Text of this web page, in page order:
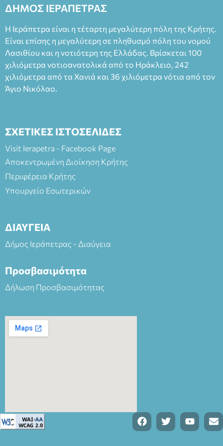
Φεδερίκο. Σκηνοθεσία: Βαγγέλης Θεοδωρόπουλος Είσοδος: :
άνω των 65 Προπώληση: Βιβλιοπωλείο Πάπυρος (Πλατεία
Πλαστήρα), E&G Mini market (Δημοκρατίας 39 Ιεράπετρα)
και στο more.com Χώρος: 3ο Γυμνάσιο Ιεράπετρας
(Είσοδος ΕΠΑ.Λ.) Έναρξη 21:15 Οργάνωση: ΚΝΩΣΟΣ
ΘΕΑΤΡΙΚΕΣ ΠΑΡΑΓΩΓΕΣ ΕΕ
ΔΗΜΟΣ ΙΕΡΑΠΕΤΡΑΣ
Η Ιεράπετρα είναι η τέταρτη μεγαλύτερη πόλη της Κρήτης.
Είναι επίσης η μεγαλύτερη σε πληθυσμό πόλη του νομού
Λασιθίου και η νοτιότερη της Ελλάδας. Βρίσκεται 100
χιλιόμετρα νοτιοανατολικά από το Ηράκλειο, 242
χιλιόμετρα από τα Χανιά και 36 χιλιόμετρα νότια από τον
Άγιο Νικόλαο.
ΣΧΕΤΙΚΕΣ ΙΣΤΟΣΕΛΙΔΕΣ
Visit Ierapetra - Facebook Page
Αποκεντρωμένη Διοίκηση Κρήτης
Περιφέρεια Κρήτης
Υπουργείο Εσωτερικών
ΔΙΑΥΓΕΙΑ
Δήμος Ιεράπετρας - Διαύγεια
Προσβασιμότητα
Δήλωση Προσβασιμότητας